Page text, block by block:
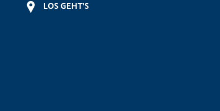
LOS GEHT'S